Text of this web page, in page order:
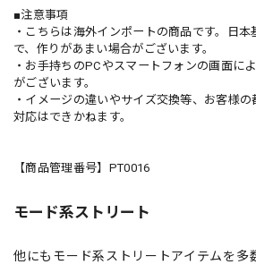
■注意事項
・こちらは海外インポートの商品です。日
で、作りがあまい場合がございます。
・お手持ちのPCやスマートフォンの画面に
がございます。
・イメージの違いやサイズ交換等、お客様
対応はできかねます。
【商品管理番号】PT0016
モード系ストリート
他にもモード系ストリートアイテムを多